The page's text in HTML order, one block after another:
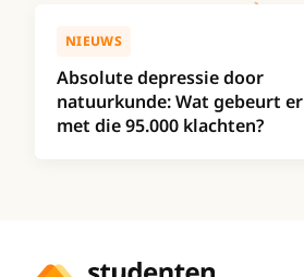
NIEUWS
Absolute depressie door
natuurkunde: Wat gebeurt er
met die 95.000 klachten?